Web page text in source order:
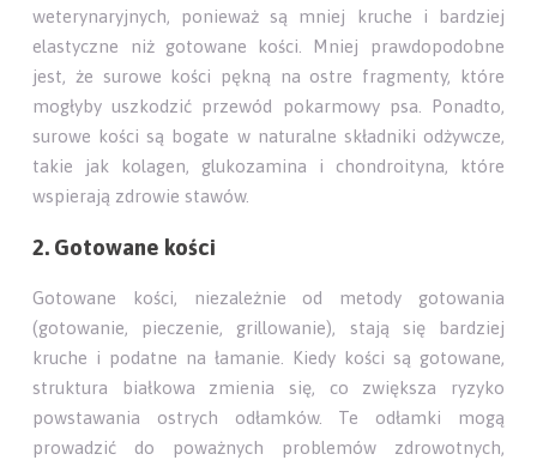
weterynaryjnych, ponieważ są mniej kruche i bardziej
elastyczne niż gotowane kości. Mniej prawdopodobne
jest, że surowe kości pękną na ostre fragmenty, które
mogłyby uszkodzić przewód pokarmowy psa. Ponadto,
surowe kości są bogate w naturalne składniki odżywcze,
takie jak kolagen, glukozamina i chondroityna, które
wspierają zdrowie stawów.
2. Gotowane kości
Gotowane kości, niezależnie od metody gotowania
(gotowanie, pieczenie, grillowanie), stają się bardziej
kruche i podatne na łamanie. Kiedy kości są gotowane,
struktura białkowa zmienia się, co zwiększa ryzyko
powstawania ostrych odłamków. Te odłamki mogą
prowadzić do poważnych problemów zdrowotnych,